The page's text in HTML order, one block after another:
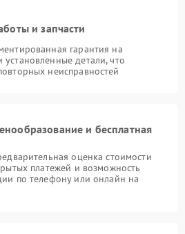
и запчасти
гарантия на
детали, что
неисправностей
и бесплатная
оценка стоимости
платежей и возможность
по телефону или онлайн на